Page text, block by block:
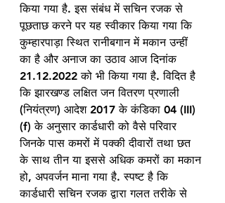
किया गया है. इस संबंध में सचिन रजक से
पूछताछ करने पर यह स्वीकार किया गया कि
कुम्हारपाड़ा स्थित रानीबगान में मकान उन्हीं
का है और अनाज का उठाव आज दिनांक
21.12.2022 को भी किया गया है. विदित है
कि झारखण्ड लक्षित जन वितरण प्रणाली
(नियंत्रण) आदेश 2017 के कंडिका 04 (III)
(f) के अनुसार कार्डधारी को वैसे परिवार
जिनके पास कमरों में पक्की दीवारों तथा छत
के साथ तीन या इससे अधिक कमरों का मकान
हो, अपवर्जन माना गया है. स्पष्ट है कि
कार्डधारी सचिन रजक द्वारा गलत तरीके से